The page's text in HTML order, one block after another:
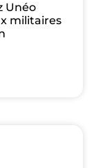
Unéo
militaires